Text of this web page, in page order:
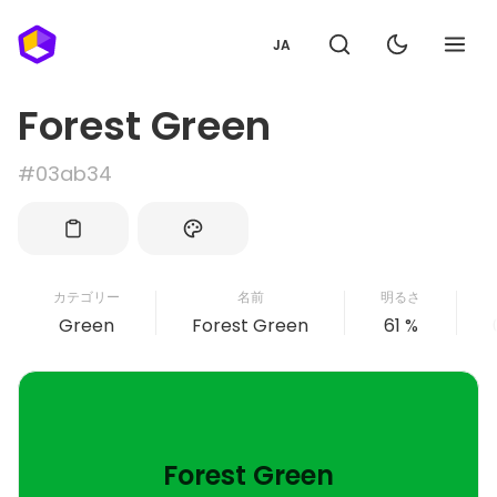
JA
Forest Green
#03ab34
カテゴリー
Green
名前
Forest Green
明るさ
61 %
Forest Green